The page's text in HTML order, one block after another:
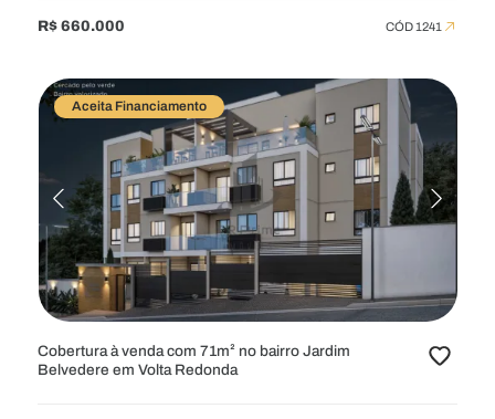
R$ 660.000 CÓD 1241
Aceita Financiamento
Cobertura à venda com 71m² no bairro Jardim
Belvedere em Volta Redonda